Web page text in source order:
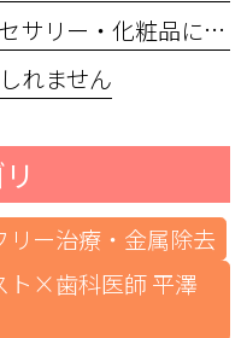
夏のおしゃれ注意報！アクセサリー・化粧品に潜む“金属アレルギー”
れません
リー治療・金属除去
ト×歯科医師 平澤